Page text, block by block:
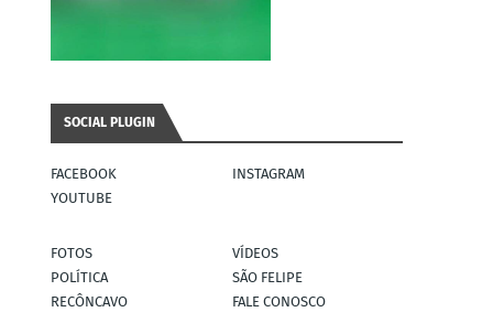
SOCIAL PLUGIN
FACEBOOK
INSTAGRAM
YOUTUBE
FOTOS
VÍDEOS
POLÍTICA
SÃO FELIPE
RECÔNCAVO
FALE CONOSCO